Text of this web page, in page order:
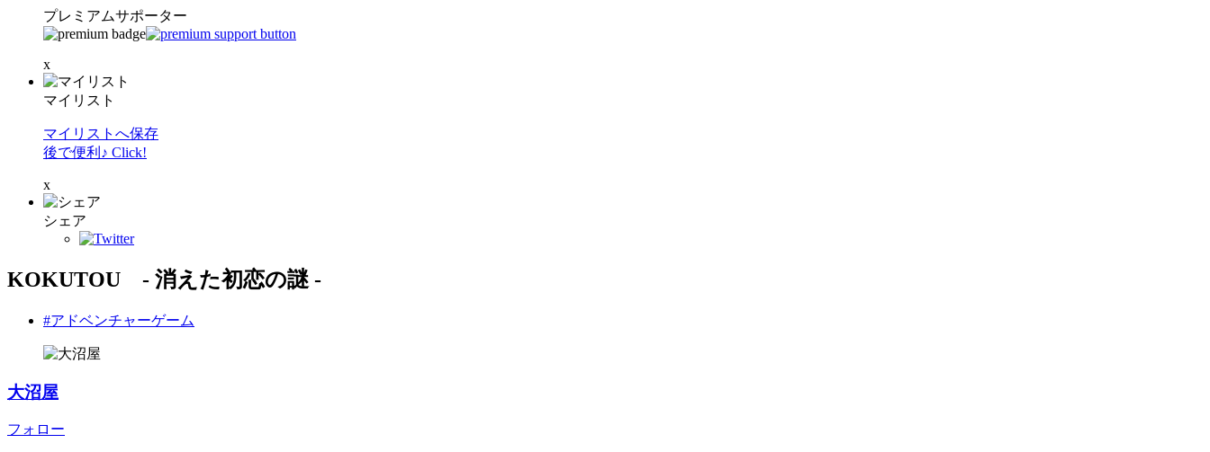
プレミアムサポーター
x
マイリスト
マイリストへ保存
後で便利♪ Click!
x
シェア
KOKUTOU - 消えた初恋の謎 -
#アドベンチャーゲーム
大沼屋
フォロー